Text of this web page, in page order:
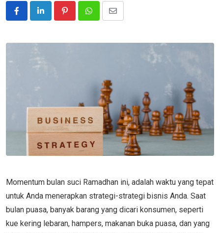
PinterestWhatsappShare
Email
Momentum bulan suci Ramadhan ini, adalah waktu yang tepat
untuk Anda menerapkan strategi-strategi bisnis Anda. Saat
bulan puasa, banyak barang yang dicari konsumen, seperti
kue kering lebaran, hampers, makanan buka puasa, dan yang